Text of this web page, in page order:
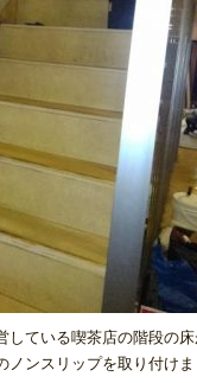
ている喫茶店の階段の
ンスリップを取り付けま